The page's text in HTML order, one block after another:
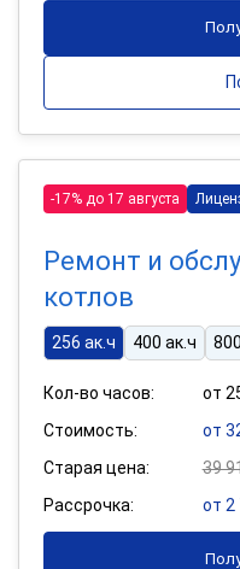
-17% до 17 августа
Ремонт и
котлов
256 ак.ч 400 ак.ч
Кол-во часов:
от
Стоимость:
от
Старая цена:
39
Рассрочка:
от 2